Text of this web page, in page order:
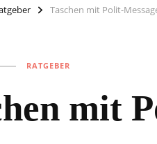
Taschen mit Polit-
RATGEBER
mit